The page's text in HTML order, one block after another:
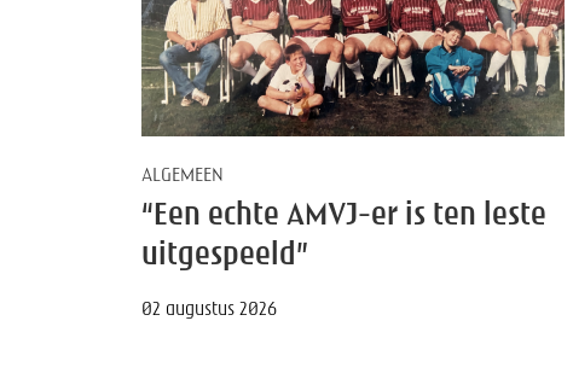
ALGEMEEN
“Een echte AMVJ-er is ten leste
uitgespeeld”
02 augustus 2026